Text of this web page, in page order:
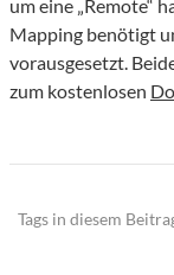
um eine „Remote“
Mapping benötigt
vorausgesetzt.
zum kostenlosen
Tags in diesem